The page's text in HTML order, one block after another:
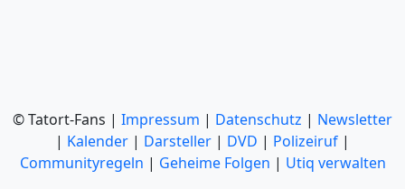
© Tatort-Fans | Impressum | Datenschutz | Newsletter
| Kalender | Darsteller | DVD | Polizeiruf |
Communityregeln | Geheime Folgen | Utiq verwalten